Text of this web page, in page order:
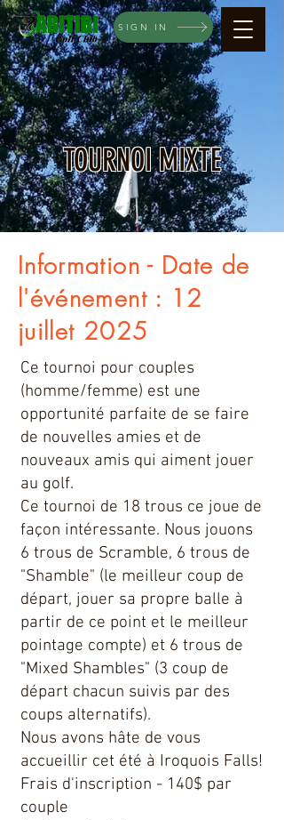
SIGN IN
TOURNOI MIXTE
Information - Date de
l'événement : 12
juillet 2025
Ce tournoi pour couples
(homme/femme) est une
opportunité parfaite de se faire
de nouvelles amies et de
nouveaux amis qui aiment jouer
au golf.
Ce tournoi de 18 trous ce joue de
façon intéressante. Nous jouons
6 trous de Scramble, 6 trous de
"Shamble" (le meilleur coup de
départ, jouer sa propre balle à
partir de ce point et le meilleur
pointage compte) et 6 trous de
"Mixed Shambles" (3 coup de
départ chacun suivis par des
coups alternatifs).
Nous avons hâte de vous
accueillir cet été à Iroquois Falls!
Frais d'inscription - 140$ par
couple